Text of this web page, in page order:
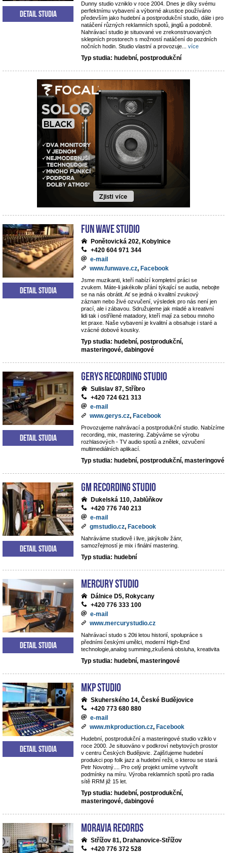
Dunny studio vzniklo v roce 2004. Dnes je díky svému
perfektnímu vybavení a výborné akustice používáno
především jako hudební a postprodukční studio, dále i pro
natáčení různých reklamních spotů, jinglů a podobně.
Nahrávací studio je situované ve zrekonstruovaných
sklepních prostorech s možností natáčení do pozdních
nočních hodin. Studio vlastní a provozuje
více
Typ studia: hudební, postprodukční
Detail studia
Fun Wave Studio
Ponětovická 202, Kobylnice
+420 604 971 344
e-mail
www.funwave.cz, Facebook
Jsme muzikanti, kteří nabízí kompletní práci se
zvukem. Máte-li jakékoliv přání týkající se audia, nebojte
se na nás obrátit. Ať se jedná o kvalitní zvukový
záznam nebo živé ozvučení, výsledek pro nás není jen
prací, ale i zábavou. Sdružujeme jak mladé a kreativní
lidi tak i ostřílené matadory, kteří mají za sebou mnoho
let praxe. Naše vybavení je kvalitní a obsahuje i staré a
vzácné dobové kousky.
Typ studia: hudební, postprodukční,
masteringové, dabingové
Detail studia
Gerys Recording Studio
Sulislav 87, Stříbro
+420 724 621 313
e-mail
www.gerys.cz, Facebook
Provozujeme nahrávací a postprodukční studio. Nabízíme
recording, mix, mastering. Zabýváme se výrobu
rozhlasových - TV audio spotů a znělek, ozvučení
multimediálních aplikací.
Typ studia: hudební, postprodukční, masteringové
Detail studia
GM Recording Studio
Dukelská 110, Jablůňkov
+420 776 740 213
e-mail
gmstudio.cz, Facebook
Nahráváme studiově i live, jakýkoliv žánr,
samozřejmostí je mix i finální mastering.
Typ studia: hudební
Detail studia
Mercury studio
Dálnice D5, Rokycany
+420 776 333 100
e-mail
www.mercurystudio.cz
Nahrávací studo s 20ti letou historií, spolupráce s
předními českými umělci, moderní High-End
technologie,analog summing,zkušená obsluha, kreativita
Typ studia: hudební, masteringové
Detail studia
MKP STUDIO
Skuherského 14, České Budějovice
+420 773 680 880
e-mail
www.mkproduction.cz, Facebook
Hudební, postprodukční a masteringové studio vziklo v
roce 2000. Je situováno v podkroví nebytových prostor
v centru Českých Budějovic. Zajišťujeme hudební
produkci pop folk jazz a hudební režii, o kterou se stará
Petr Novotný.... Pro celý projekt umíme vytvořit
podmínky na míru. Výroba reklamních spotů pro radia
sítě RRM již 15 let.
Typ studia: hudební, postprodukční,
masteringové, dabingové
Detail studia
Moravia Records
Střížov 81, Drahanovice-Střížov
+420 776 372 528